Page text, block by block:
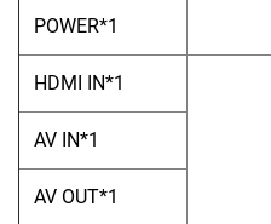
POWER*1
HDMI IN*1
AV IN*1
AV OUT*1